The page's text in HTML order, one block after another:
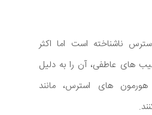
ناشناخته است اما اکثر
های عاطفی، آن را به دلیل
های استرس، مانند